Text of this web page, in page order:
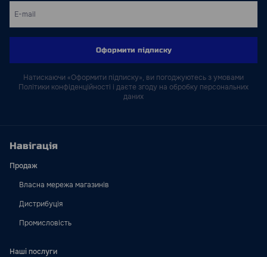
Оформити підписку
Натискаючи «Оформити підписку», ви погоджуютесь з умовами
Політики конфіденційності і даєте згоду на обробку персональних
даних
Навігація
Продаж
Власна мережа магазинів
Дистрибуція
Промисловість
Наші послуги